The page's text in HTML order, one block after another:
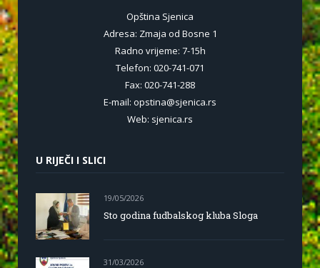
Opština Sjenica
Adresa: Zmaja od Bosne 1
Radno vrijeme: 7-15h
Telefon: 020-741-071
Fax: 020-741-288
E-mail: opstina@sjenica.rs
Web: sjenica.rs
U RIJEČI I SLICI
19/05/2026
Sto godina fudbalskog kluba Sloga
31/03/2026